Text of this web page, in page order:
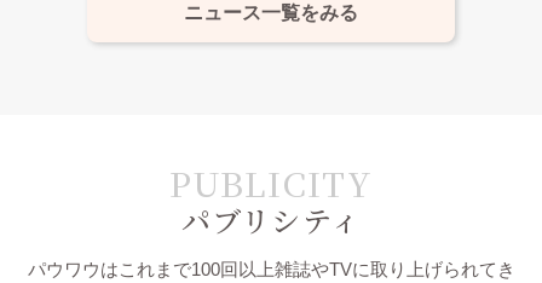
ニュース一覧をみる
パブリシティ
パウワウはこれまで100回以上雑誌やTVに取り上げられてき